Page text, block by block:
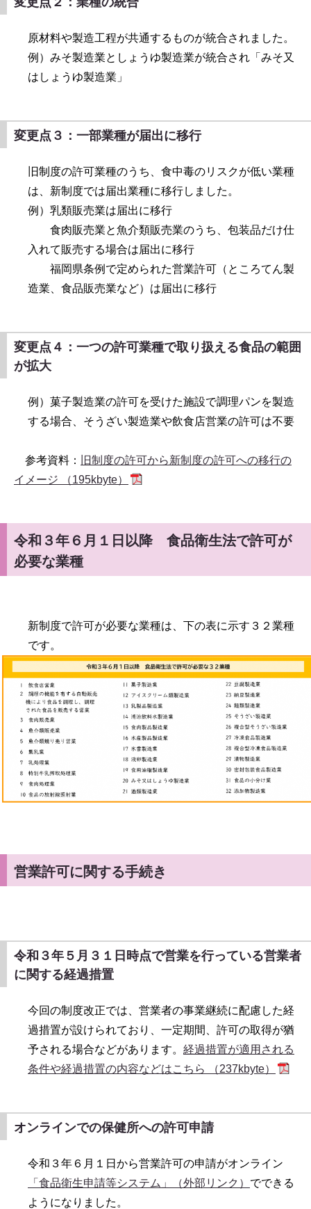
原材料や製造工程が共通するものが統合されました。
例）みそ製造業としょうゆ製造業が統合され「みそ又
はしょうゆ製造業」
変更点３：一部業種が届出に移行
旧制度の許可業種のうち、食中毒のリスクが低い業種
は、新制度では届出業種に移行しました。
例）乳類販売業は届出に移行
食肉販売業と魚介類販売業のうち、包装品だけ仕
入れて販売する場合は届出に移行
福岡県条例で定められた営業許可（ところてん製
造業、食品販売業など）は届出に移行
変更点４：一つの許可業種で取り扱える食品の範囲
が拡大
例）菓子製造業の許可を受けた施設で調理パンを製造
する場合、そうざい製造業や飲食店営業の許可は不要
参考資料：
旧制度の許可から新制度の許可への移行の
イメージ （195kbyte）
令和３年６月１日以降 食品衛生法で許可が
必要な業種
新制度で許可が必要な業種は、下の表に示す３２業種
です。
営業許可に関する手続き
令和３年５月３１日時点で営業を行っている営業者
に関する経過措置
今回の制度改正では、営業者の事業継続に配慮した経
過措置が設けられており、一定期間、許可の取得が猶
予される場合などがあります。 経過措置が適用される
条件や経過措置の内容などはこちら （237kbyte）
オンラインでの保健所への許可申請
令和３年６月１日から営業許可の申請がオンライン
「食品衛生申請等システム」（外部リンク） でできる
ようになりました。